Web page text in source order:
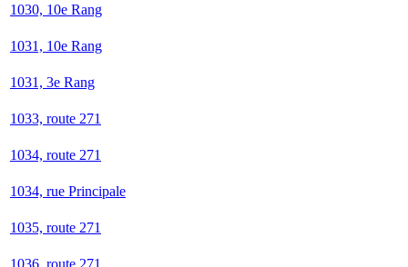
1030, 10e Rang
1031, 10e Rang
1031, 3e Rang
1033, route 271
1034, route 271
1034, rue Principale
1035, route 271
1036, route 271